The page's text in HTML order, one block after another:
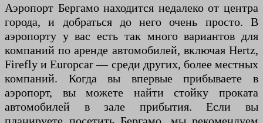
Аэропорт Бергамо находится недалеко от центра
города, и добраться до него очень просто. В
аэропорту у вас есть так много вариантов для
компаний по аренде автомобилей, включая Hertz,
Firefly и Europcar — среди других, более местных
компаний. Когда вы впервые прибываете в
аэропорт, вы можете найти стойку проката
автомобилей в зале прибытия. Если вы